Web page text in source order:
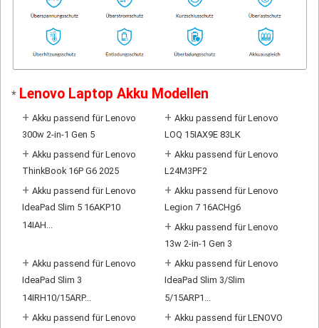
* Lenovo Laptop Akku Modellen
+ Akku passend für Lenovo
300w 2-in-1 Gen 5
+ Akku passend für Lenovo
LOQ 15IAX9E 83LK
+ Akku passend für Lenovo
ThinkBook 16P G6 2025
+ Akku passend für Lenovo
L24M3PF2
+ Akku passend für Lenovo
IdeaPad Slim 5 16AKP10
14IAH...
+ Akku passend für Lenovo
Legion 7 16ACHg6
+ Akku passend für Lenovo
13w 2-in-1 Gen 3
+ Akku passend für Lenovo
IdeaPad Slim 3
14IRH10/15ARP...
+ Akku passend für Lenovo
IdeaPad Slim 3/Slim
5/15ARP1...
+ Akku passend für Lenovo + Akku passend für LENOVO